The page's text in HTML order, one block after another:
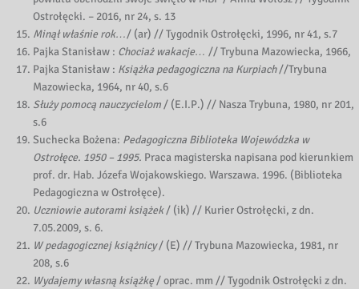
Ostrołęcki. – 2016, nr 24, s. 13
Minął właśnie rok…/ (ar) // Tygodnik Ostrołęcki, 1996, nr 41, s.7
Pajka Stanisław : Chociaż wakacje… // Trybuna Mazowiecka, 1966,
Pajka Stanisław : Książka pedagogiczna na Kurpiach//Trybuna
Mazowiecka, 1964, nr 40, s.6
Służy pomocą nauczycielom/ (E.I.P.) // Nasza Trybuna, 1980, nr 201,
s.6
Suchecka Bożena: Pedagogiczna Biblioteka Wojewódzka w
Ostrołęce. 1950 – 1995. Praca magisterska napisana pod kierunkiem
prof. dr. Hab. Józefa Wojakowskiego. Warszawa. 1996. (Biblioteka
Pedagogiczna w Ostrołęce).
Uczniowie autorami książek/ (ik) // Kurier Ostrołęcki, z dn.
7.05.2009, s. 6.
W pedagogicznej książnicy/ (E) // Trybuna Mazowiecka, 1981, nr
208, s.6
Wydajemy własną książkę/ oprac. mm // Tygodnik Ostrołęcki z dn.